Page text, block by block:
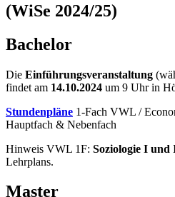
(WiSe 2024/25)
Bachelor
Die Einführungsveranstaltung
findet am 14.10.2024 um 9 Uhr in
Stundenpläne 1-Fach VWL /
Hauptfach & Nebenfach
Hinweis VWL 1F: Soziologie I und
Lehrplans.
Master